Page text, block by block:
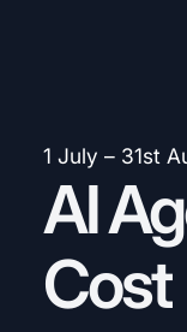
1 July – 31st
AI
Cost